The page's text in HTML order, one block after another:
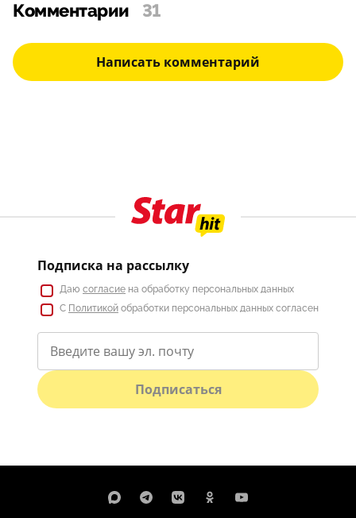
Комментарии 31
Написать комментарий
Подписка на рассылку
Даю согласие на обработку персональных данных
С Политикой обработки персональных данных согласен
Подписаться